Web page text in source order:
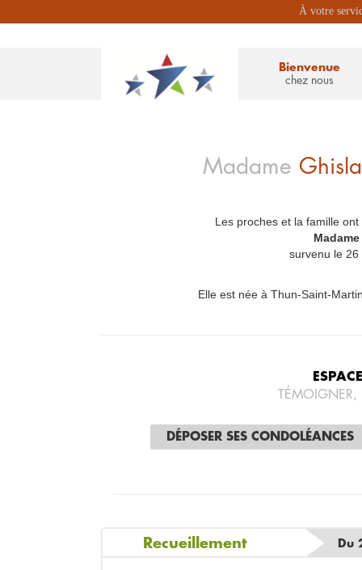
À votre
Bienvenue
chez nous
Madame
Les proches et la famille
survenu le
Elle est née à Thun-Saint-
DÉPOSER SES CONDOLÉANCES
Recueillement Du